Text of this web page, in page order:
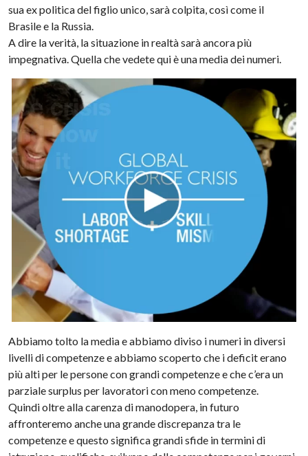
sua ex politica del figlio unico, sarà colpita, così come il
Brasile e la Russia.
A dire la verità, la situazione in realtà sarà ancora più
impegnativa. Quella che vedete qui è una media dei numeri.
Abbiamo tolto la media e abbiamo diviso i numeri in diversi
livelli di competenze e abbiamo scoperto che i deficit erano
più alti per le persone con grandi competenze e che c’era un
parziale surplus per lavoratori con meno competenze.
Quindi oltre alla carenza di manodopera, in futuro
affronteremo anche una grande discrepanza tra le
competenze e questo significa grandi sfide in termini di